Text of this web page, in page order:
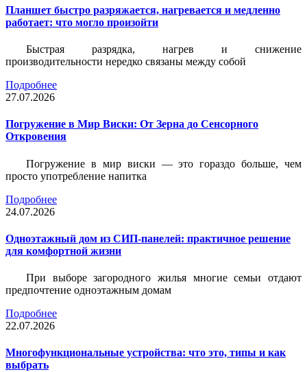
Планшет быстро разряжается, нагревается и медленно
работает: что могло произойти
Быстрая разрядка, нагрев и снижение
производительности нередко связаны между собой
Подробнее
27.07.2026
Погружение в Мир Виски: От Зерна до Сенсорного
Откровения
Погружение в мир виски — это гораздо больше, чем
просто употребление напитка
Подробнее
24.07.2026
Одноэтажный дом из СИП-панелей: практичное решение
для комфортной жизни
При выборе загородного жилья многие семьи отдают
предпочтение одноэтажным домам
Подробнее
22.07.2026
Многофункциональные устройства: что это, типы и как
выбрать